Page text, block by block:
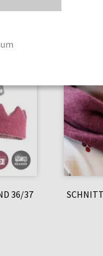
36/37